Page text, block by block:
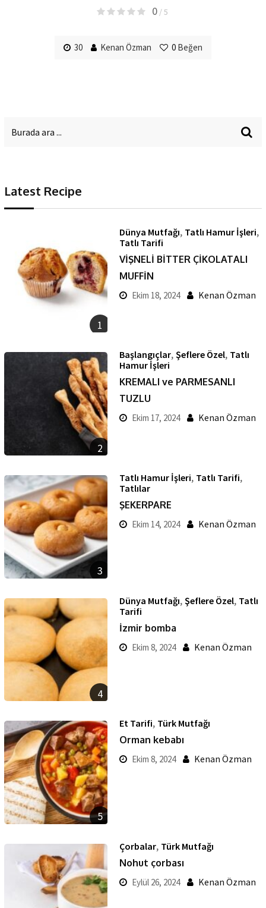
0/ 5
30 Kenan Özman 0 Beğen
Latest Recipe
1
Dünya Mutfağı, Tatlı Hamur İşleri,
Tatlı Tarifi
VİŞNELİ BİTTER ÇİKOLATALI
MUFFİN
Ekim 18, 2024 Kenan Özman
2
Başlangıçlar, Şeflere Özel, Tatlı
Hamur İşleri
KREMALI ve PARMESANLI
TUZLU
Ekim 17, 2024 Kenan Özman
3
Tatlı Hamur İşleri, Tatlı Tarifi,
Tatlılar
ŞEKERPARE
Ekim 14, 2024 Kenan Özman
4
Dünya Mutfağı, Şeflere Özel, Tatlı
Tarifi
İzmir bomba
Ekim 8, 2024 Kenan Özman
5
Et Tarifi, Türk Mutfağı
Orman kebabı
Ekim 8, 2024 Kenan Özman
Çorbalar, Türk Mutfağı
Nohut çorbası
Eylül 26, 2024 Kenan Özman